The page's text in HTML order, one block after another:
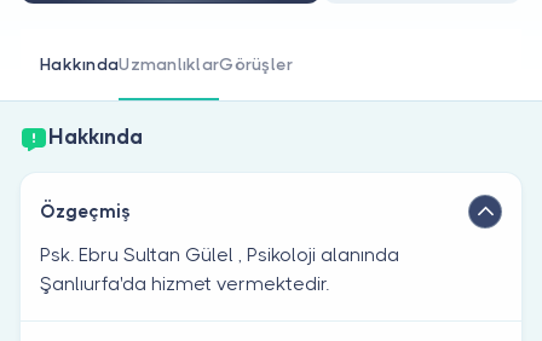
HakkındaUzmanlıklarGörüşler
Hakkında
Özgeçmiş
Psk. Ebru Sultan Gülel , Psikoloji alanında
Şanlıurfa'da hizmet vermektedir.